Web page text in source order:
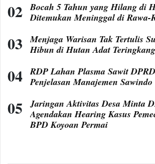
Bocah 5 Tahun yang Hilang di
Ditemukan Meninggal di Rawa-
Menjaga Warisan Tak Tertulis
Hibun di Hutan Adat Teringkang
RDP Lahan Plasma Sawit
Penjelasan Manajemen Sawindo
Jaringan Aktivitas Desa Minta
Agendakan Hearing Kasus
BPD Koyoan Permai